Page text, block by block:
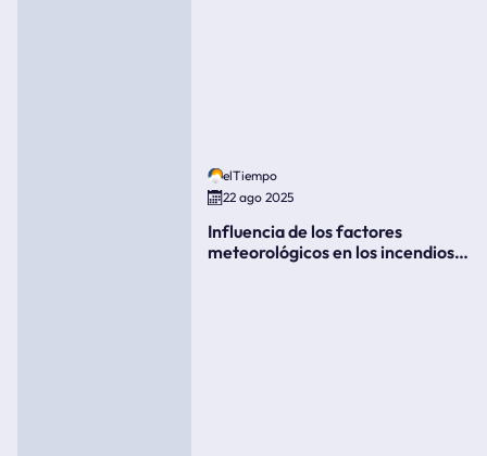
elTiempo
22 ago 2025
Influencia de los factores
meteorológicos en los incendios